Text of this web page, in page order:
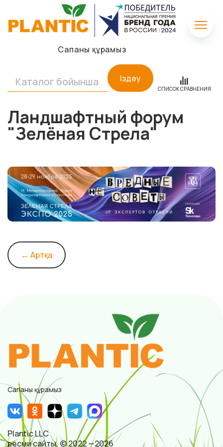
Сапаны құрамыз
Іздеу
СПИСОК СРАВНЕНИЯ
Ландшафтный форум
"Зелёная Стрела"
← Артқа
Сапаны құрамыз
Plantic LLC
ресми сайты, © 2022 —2026